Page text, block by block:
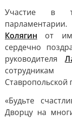
Участие в
Колягин от
сердечно
руководителя
Ставропольской
«Будьте
Дворцу на